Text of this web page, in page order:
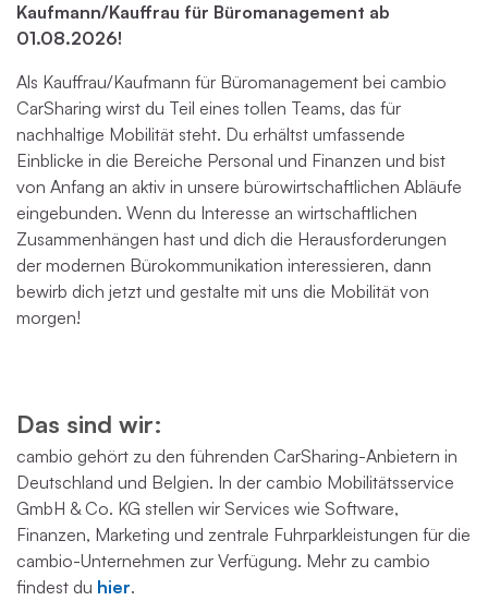
Kaufmann/Kauffrau für Büromanagement ab
01.08.2026!
Als Kauffrau/Kaufmann für Büromanagement bei cambio
CarSharing wirst du Teil eines tollen Teams, das für
nachhaltige Mobilität steht. Du erhältst umfassende
Einblicke in die Bereiche Personal und Finanzen und bist
von Anfang an aktiv in unsere bürowirtschaftlichen Abläufe
eingebunden. Wenn du Interesse an wirtschaftlichen
Zusammenhängen hast und dich die Herausforderungen
der modernen Bürokommunikation interessieren, dann
bewirb dich jetzt und gestalte mit uns die Mobilität von
morgen!
Das sind wir:
cambio gehört zu den führenden CarSharing-Anbietern in
Deutschland und Belgien. In der cambio Mobilitätsservice
GmbH & Co. KG stellen wir Services wie Software,
Finanzen, Marketing und zentrale Fuhrparkleistungen für die
cambio-Unternehmen zur Verfügung. Mehr zu cambio
findest du hier.